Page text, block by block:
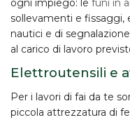
ogni impiego: le funi in
sollevamenti e fissaggi,
nautici e di
al carico di lavoro
Elettroutensili e
Per i lavori di fai da te
piccola attrezzatura di